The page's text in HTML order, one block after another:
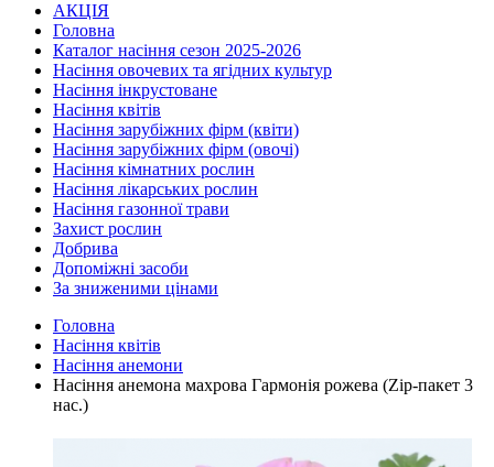
АКЦІЯ
Головна
Каталог насіння сезон 2025-2026
Насіння овочевих та ягідних культур
Насіння інкрустоване
Насіння квітів
Насіння зарубіжних фірм (квіти)
Насіння зарубіжних фірм (овочі)
Насіння кімнатних рослин
Насіння лікарських рослин
Насіння газонної трави
Захист рослин
Добрива
Допоміжні засоби
За зниженими цінами
Головна
Насіння квітів
Насіння анемони
Насіння анемона махрова Гармонія рожева (Zip-пакет 3
нас.)